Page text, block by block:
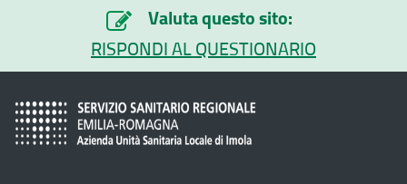
Valuta questo sito:
RISPONDI AL QUESTIONARIO